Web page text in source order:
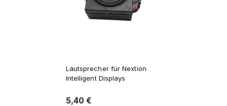
Lautsprecher für Nextion
Intelligent Displays
5,40 €